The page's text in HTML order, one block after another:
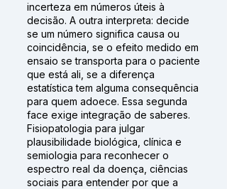
incerteza em números úteis à
decisão. A outra interpreta: decide
se um número significa causa ou
coincidência, se o efeito medido em
ensaio se transporta para o paciente
que está ali, se a diferença
estatística tem alguma consequência
para quem adoece. Essa segunda
face exige integração de saberes.
Fisiopatologia para julgar
plausibilidade biológica, clínica e
semiologia para reconhecer o
espectro real da doença, ciências
sociais para entender por que a